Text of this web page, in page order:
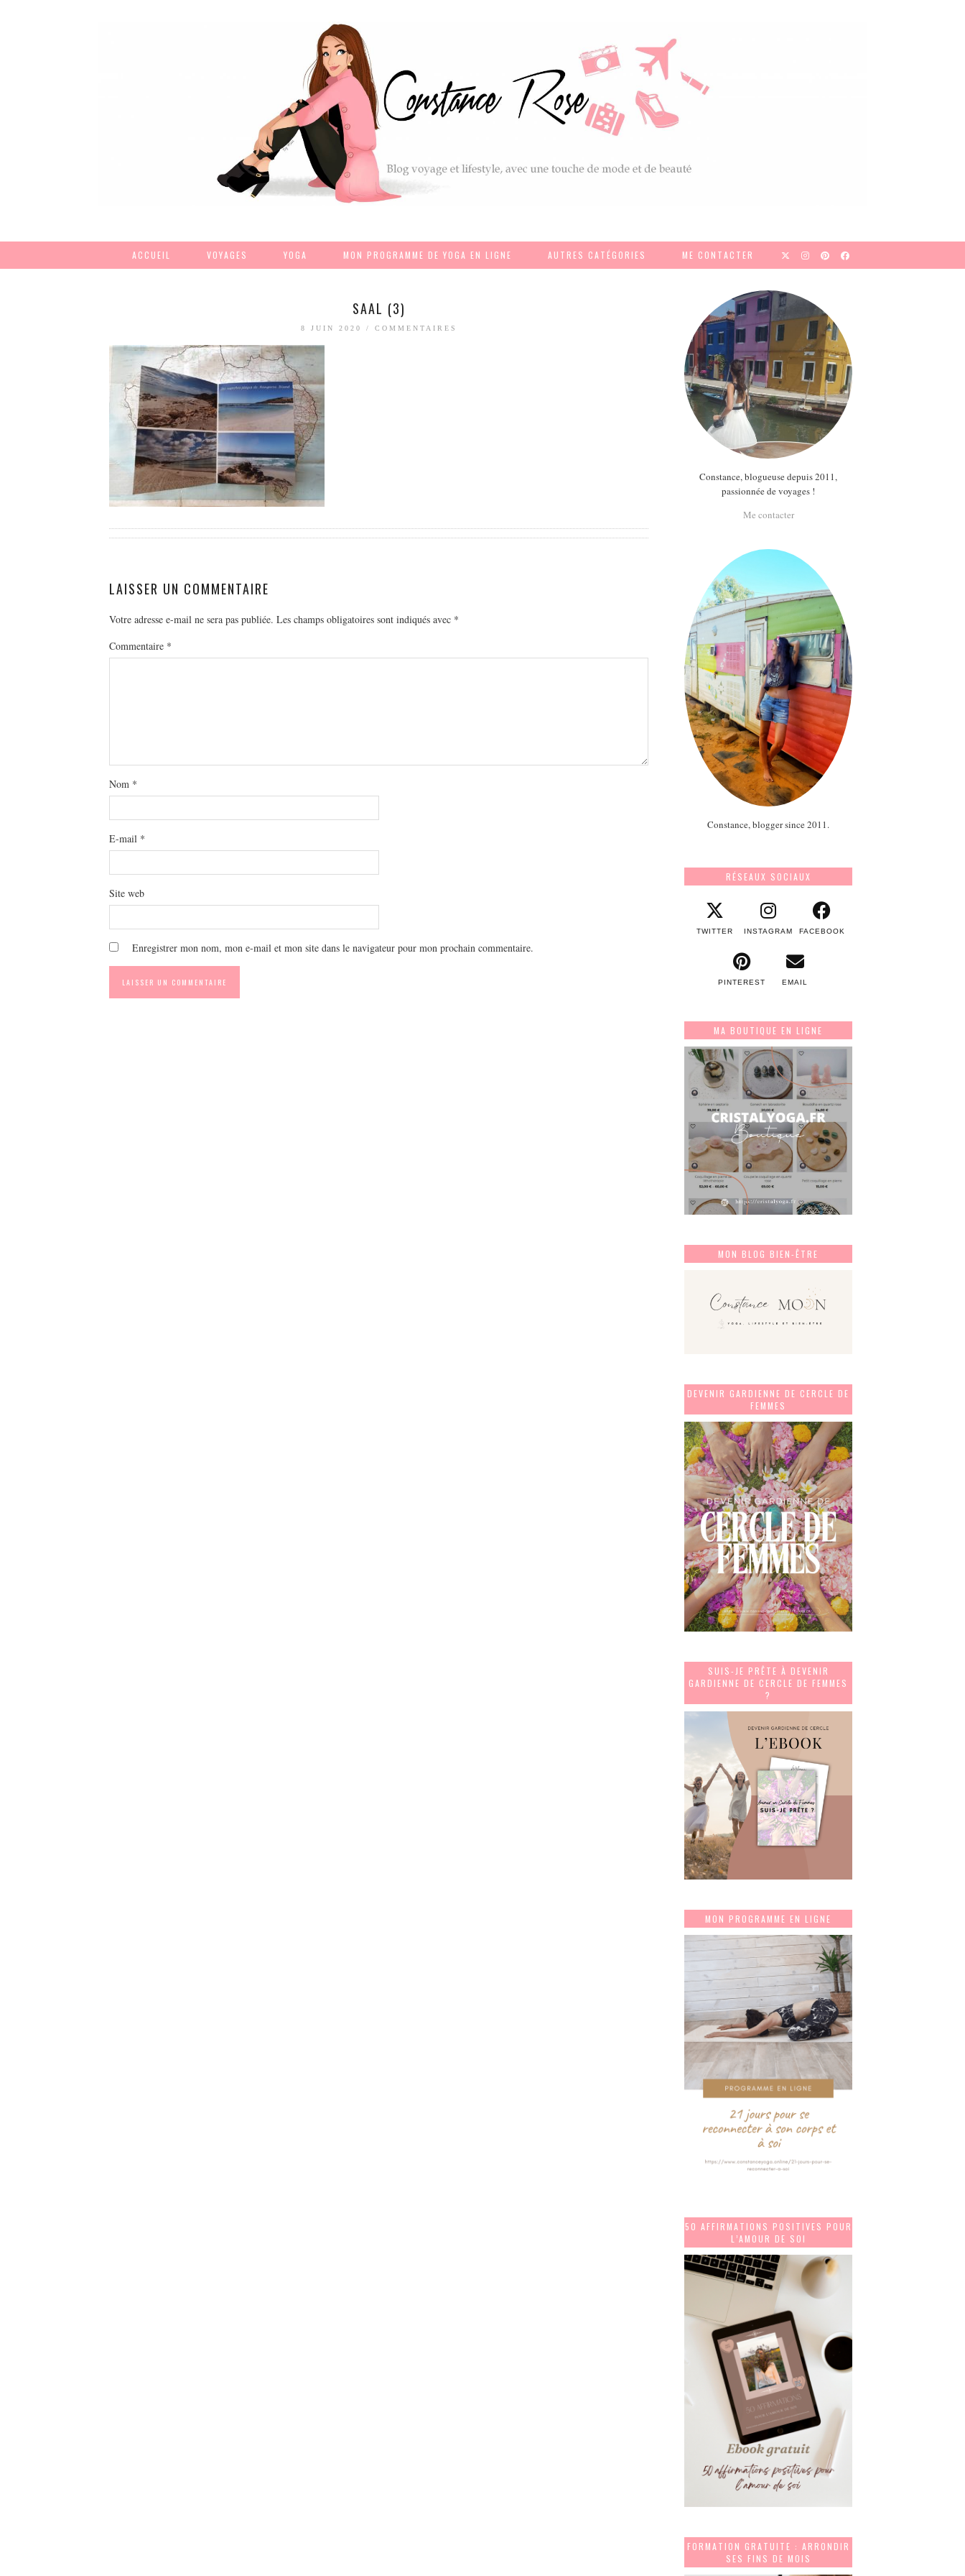
ACCUEIL VOYAGES YOGA MON PROGRAMME DE YOGA EN LIGNE AUTRES CATÉGORIES ME CONTACTER
SAAL (3)
8 JUIN 2020 / COMMENTAIRES
LAISSER UN COMMENTAIRE
Votre adresse e-mail ne sera pas publiée. Les champs obligatoires sont indiqués avec *
Commentaire *
Nom *
E-mail *
Site web
Enregistrer mon nom, mon e-mail et mon site dans le navigateur pour mon prochain commentaire.
Constance, blogueuse depuis 2011,
passionnée de voyages !
Me contacter
Constance, blogger since 2011.
RÉSEAUX SOCIAUX
TWITTER INSTAGRAM FACEBOOK
PINTEREST EMAIL
MA BOUTIQUE EN LIGNE
MON BLOG BIEN-ÊTRE
DEVENIR GARDIENNE DE CERCLE DE
FEMMES
SUIS-JE PRÊTE À DEVENIR
GARDIENNE DE CERCLE DE FEMMES
?
MON PROGRAMME EN LIGNE
50 AFFIRMATIONS POSITIVES POUR
L’AMOUR DE SOI
FORMATION GRATUITE : ARRONDIR
SES FINS DE MOIS